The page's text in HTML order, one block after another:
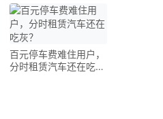
百元停车费难住用户，
分时租赁汽车还在吃